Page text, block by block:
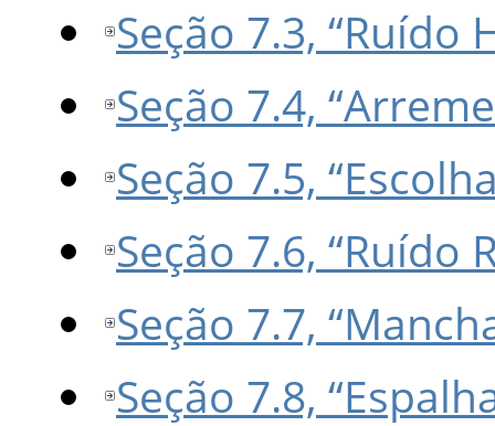
Seção 7.3, “Ruído
Seção 7.4,
Seção 7.5,
Seção 7.6, “Ruído
Seção 7.7,
Seção 7.8,